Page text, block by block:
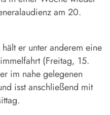
am 20.
er unter anderem eine
(Freitag, 15.
im nahe gelegenen
isst anschließend mit